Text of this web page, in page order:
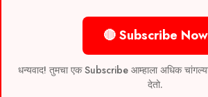
🔴 Subscribe Now
धन्यवाद! तुमचा एक Subscribe आम्हाला अधिक चांगल्या
देतो.